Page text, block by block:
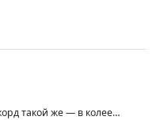
не шумит. На солярис
такой же — в колее